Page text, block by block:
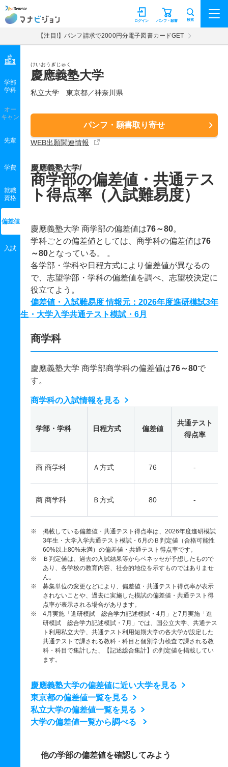
マナビジョン パンフ・願書
ログイン 検索
【注目!】パンフ請求で2000円分電子図書カードGET
けいおうぎじゅく
慶應義塾大学
私立大学 東京都／神奈川県
パンフ・願書取り寄せ
WEB出願関連情報
学部
学科
オー
キャン
先輩
学費
就職
資格
偏差値
入試
慶應義塾大学/
商学部の偏差値・共通テス
ト得点率（入試難易度）
慶應義塾大学 商学部の偏差値は76～80。
学科ごとの偏差値としては、商学科の偏差値は76
～80となっている。 。
各学部・学科や日程方式により偏差値が異なるの
で、志望学部・学科の偏差値を調べ、志望校決定に
役立てよう。
偏差値・入試難易度 情報元：2026年度進研模試3年
生・大学入学共通テスト模試・6月
商学科
慶應義塾大学 商学部商学科の偏差値は76～80で
す。
商学科の入試情報を見る
学部・学科 日程方式 偏差値
共通テスト
得点率
商 商学科 Ａ方式 76 -
商 商学科 Ｂ方式 80 -
※ 掲載している偏差値・共通テスト得点率は、2026年度進研模試
3年生・大学入学共通テスト模試・6月のＢ判定値（合格可能性
60%以上80%未満）の偏差値・共通テスト得点率です。
※ Ｂ判定値は、過去の入試結果等からベネッセが予想したもので
あり、各学校の教育内容、社会的地位を示すものではありませ
ん。
※ 募集単位の変更などにより、偏差値・共通テスト得点率が表示
されないことや、過去に実施した模試の偏差値・共通テスト得
点率が表示される場合があります。
※ 4月実施「進研模試 総合学力記述模試・4月」と7月実施「進
研模試 総合学力記述模試・7月」では、国公立大学、共通テス
ト利用私立大学、共通テスト利用短期大学の各大学が設定した
共通テストで課される教科・科目と個別学力検査で課される教
科・科目で集計した、【記述総合集計】の判定値を掲載してい
ます。
慶應義塾大学の偏差値に近い大学を見る
東京都の偏差値一覧を見る
私立大学の偏差値一覧を見る
大学の偏差値一覧から調べる
他の学部の偏差値を確認してみよう